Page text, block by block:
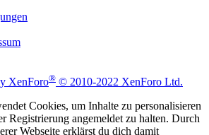
XenForo® © 2010-2022 XenForo Ltd.
Cookies, um Inhalte zu personalisieren
Registrierung angemeldet zu halten. Durch
Webseite erklärst du dich damit